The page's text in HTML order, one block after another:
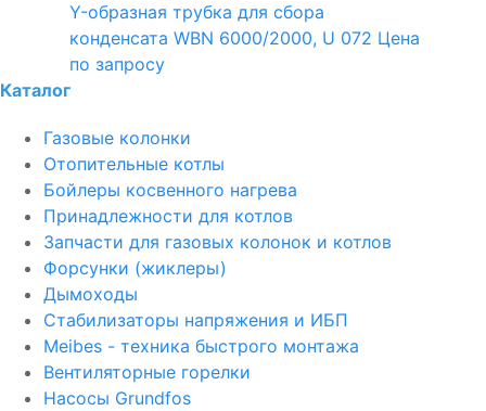
Y-образная трубка для сбора
конденсата WBN 6000/2000, U 072 Цена
по запросу
Каталог
Газовые колонки
Отопительные котлы
Бойлеры косвенного нагрева
Принадлежности для котлов
Запчасти для газовых колонок и котлов
Форсунки (жиклеры)
Дымоходы
Стабилизаторы напряжения и ИБП
Meibes - техника быстрого монтажа
Вентиляторные горелки
Насосы Grundfos